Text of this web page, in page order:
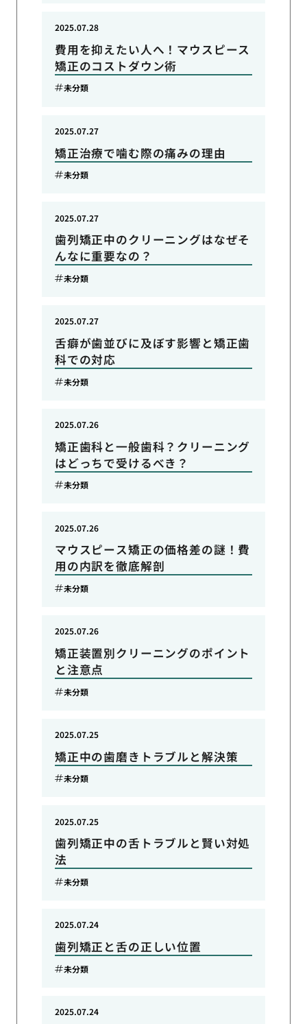
費用を抑えたい人へ！マウスピース
矯正のコストダウン術
2025.07.28
未分類
矯正治療で噛む際の痛みの理由
2025.07.27
未分類
歯列矯正中のクリーニングはなぜそ
んなに重要なの？
2025.07.27
未分類
舌癖が歯並びに及ぼす影響と矯正歯
科での対応
2025.07.27
未分類
矯正歯科と一般歯科？クリーニング
はどっちで受けるべき？
2025.07.26
未分類
マウスピース矯正の価格差の謎！費
用の内訳を徹底解剖
2025.07.26
未分類
矯正装置別クリーニングのポイント
と注意点
2025.07.26
未分類
矯正中の歯磨きトラブルと解決策
2025.07.25
未分類
歯列矯正中の舌トラブルと賢い対処
法
2025.07.25
未分類
歯列矯正と舌の正しい位置
2025.07.24
未分類
2025.07.24